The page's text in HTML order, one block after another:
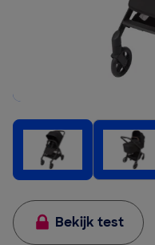
Bekijk test